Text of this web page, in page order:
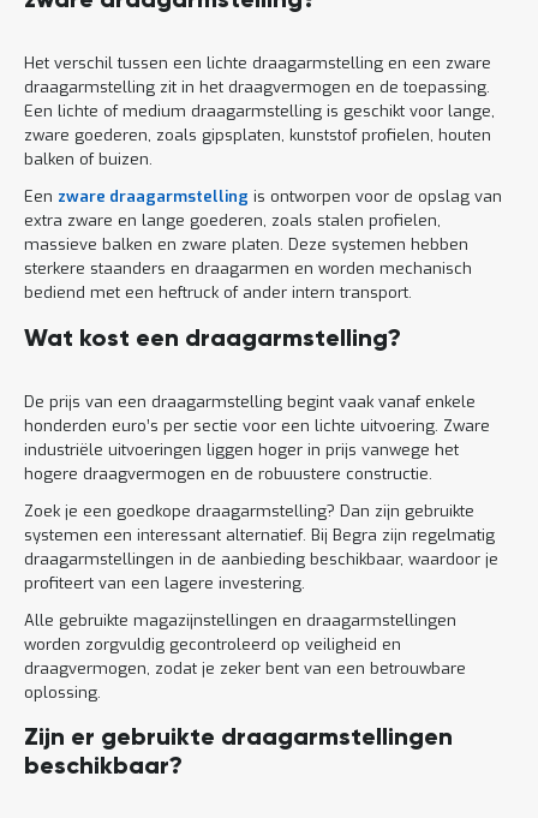
Het verschil tussen een lichte draagarmstelling en een zware
draagarmstelling zit in het draagvermogen en de toepassing.
Een lichte of medium draagarmstelling is geschikt voor lange,
zware goederen, zoals gipsplaten, kunststof profielen, houten
balken of buizen.
Een zware draagarmstelling is ontworpen voor de opslag van
extra zware en lange goederen, zoals stalen profielen,
massieve balken en zware platen. Deze systemen hebben
sterkere staanders en draagarmen en worden mechanisch
bediend met een heftruck of ander intern transport.
Wat kost een draagarmstelling?
De prijs van een draagarmstelling begint vaak vanaf enkele
honderden euro’s per sectie voor een lichte uitvoering. Zware
industriële uitvoeringen liggen hoger in prijs vanwege het
hogere draagvermogen en de robuustere constructie.
Zoek je een goedkope draagarmstelling? Dan zijn gebruikte
systemen een interessant alternatief. Bij Begra zijn regelmatig
draagarmstellingen in de aanbieding beschikbaar, waardoor je
profiteert van een lagere investering.
Alle gebruikte magazijnstellingen en draagarmstellingen
worden zorgvuldig gecontroleerd op veiligheid en
draagvermogen, zodat je zeker bent van een betrouwbare
oplossing.
Zijn er gebruikte draagarmstellingen
beschikbaar?